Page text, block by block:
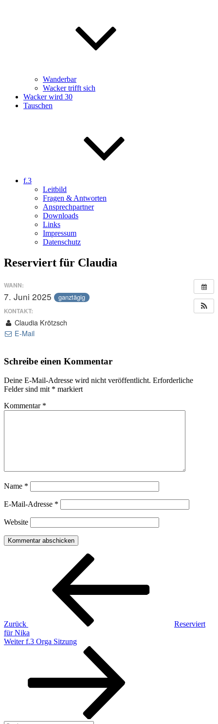
Wanderbar
Wacker trifft sich
Wacker wird 30
Tauschen
f.3
Leitbild
Fragen & Antworten
Ansprechpartner
Downloads
Links
Impressum
Datenschutz
Reserviert für Claudia
WANN:
7. Juni 2025 ganztägig
KONTAKT:
Claudia Krötzsch
E-Mail
Schreibe einen Kommentar
Deine E-Mail-Adresse wird nicht veröffentlicht. Erforderliche
Felder sind mit * markiert
Kommentar *
Name *
E-Mail-Adresse *
Website
Beitragsnavigation
Zurück
Reserviert
für Nika
Nächster
Weiter f.3 Orga Sitzung